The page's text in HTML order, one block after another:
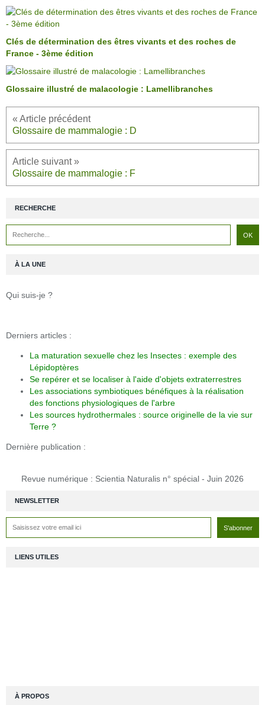
Clés de détermination des êtres vivants et des roches de
France - 3ème édition
Glossaire illustré de malacologie : Lamellibranches
Glossaire de mammalogie : D
Glossaire de mammalogie : F
NEWSLETTER
RECHERCHE
À LA UNE
Qui suis-je ?
Derniers articles :
La maturation sexuelle chez les Insectes : exemple des
Lépidoptères
Se repérer et se localiser à l'aide d'objets extraterrestres
Les associations symbiotiques bénéfiques à la réalisation
des fonctions physiologiques de l'arbre
Les sources hydrothermales : source originelle de la vie sur
Terre ?
Dernière publication :
Revue numérique : Scientia Naturalis n° spécial - Juin 2026
LIENS UTILES
À PROPOS